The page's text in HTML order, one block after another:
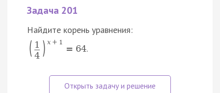
Задача 201
Найдите корень уравнения:
( 1
4 ) x + 1
= 64.